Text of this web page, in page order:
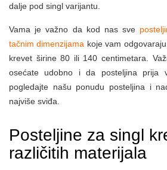
dalje pod singl varijantu.
Vama je važno da kod nas sve
tačnim dimenzijama koje vam
krevet širine 80 ili 140 centimetara.
osećate udobno i da posteljina prija
pogledajte našu ponudu posteljina i
najviše sviđa.
Posteljine za singl
različitih materijala